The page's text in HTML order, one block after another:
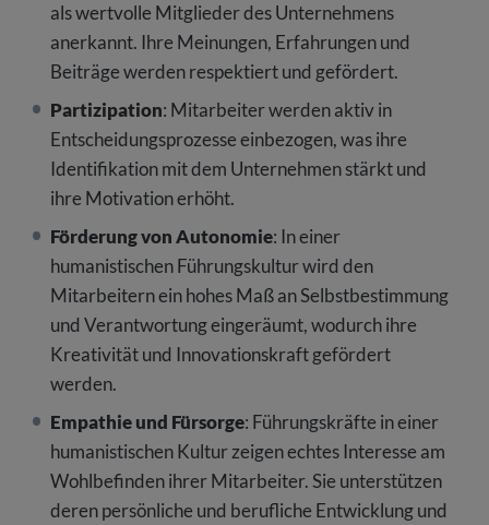
als wertvolle Mitglieder des Unternehmens
anerkannt. Ihre Meinungen, Erfahrungen und
Beiträge werden respektiert und gefördert.
Partizipation: Mitarbeiter werden aktiv in
Entscheidungsprozesse einbezogen, was ihre
Identifikation mit dem Unternehmen stärkt und
ihre Motivation erhöht.
Förderung von Autonomie: In einer
humanistischen Führungskultur wird den
Mitarbeitern ein hohes Maß an Selbstbestimmung
und Verantwortung eingeräumt, wodurch ihre
Kreativität und Innovationskraft gefördert
werden.
Empathie und Fürsorge: Führungskräfte in einer
humanistischen Kultur zeigen echtes Interesse am
Wohlbefinden ihrer Mitarbeiter. Sie unterstützen
deren persönliche und berufliche Entwicklung und